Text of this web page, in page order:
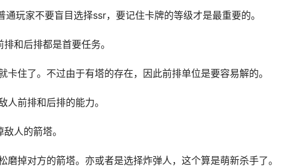
玩家不要盲目选择ssr，要记住卡牌的等级才是最重要的。
和后排都是首要任务。
住了。不过由于有塔的存在，因此前排单位是要容易解的。
人前排和后排的能力。
人的箭塔。
掉对方的箭塔。亦或者是选择炸弹人，这个算是萌新杀手了。